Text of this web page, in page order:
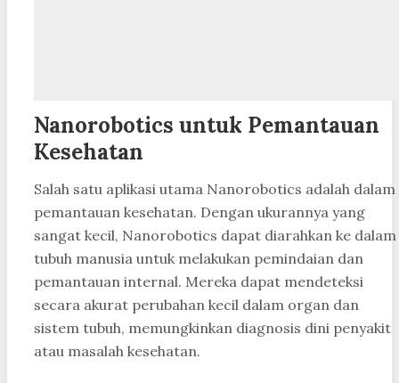
Nanorobotics untuk Pemantauan
Kesehatan
Salah satu aplikasi utama Nanorobotics adalah dalam
pemantauan kesehatan. Dengan ukurannya yang
sangat kecil, Nanorobotics dapat diarahkan ke dalam
tubuh manusia untuk melakukan pemindaian dan
pemantauan internal. Mereka dapat mendeteksi
secara akurat perubahan kecil dalam organ dan
sistem tubuh, memungkinkan diagnosis dini penyakit
atau masalah kesehatan.